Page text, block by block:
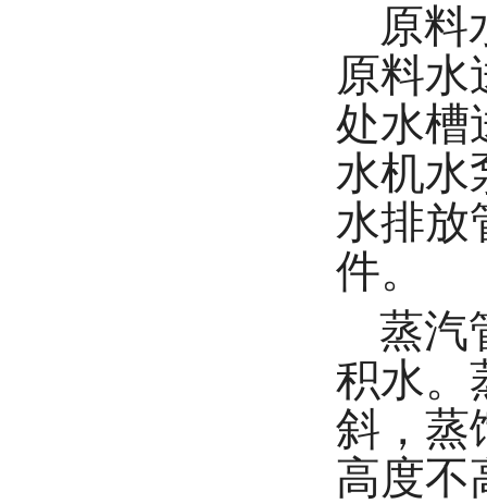
原料
原料水
处水槽
水机水
水排放
件。
蒸汽
积水。
斜，蒸
高度不